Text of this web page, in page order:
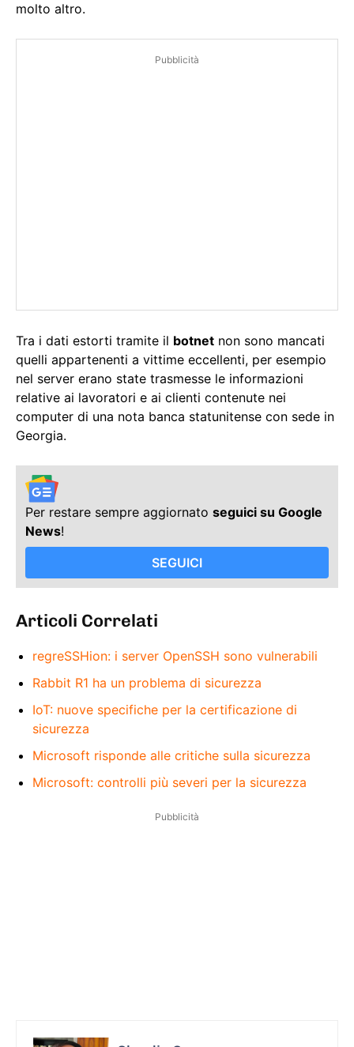
molto altro.
Pubblicità
Tra i dati estorti tramite il botnet non sono mancati
quelli appartenenti a vittime eccellenti, per esempio
nel server erano state trasmesse le informazioni
relative ai lavoratori e ai clienti contenute nei
computer di una nota banca statunitense con sede in
Georgia.
Per restare sempre aggiornato seguici su Google
News!
SEGUICI
Articoli Correlati
regreSSHion: i server OpenSSH sono vulnerabili
Rabbit R1 ha un problema di sicurezza
IoT: nuove specifiche per la certificazione di
sicurezza
Microsoft risponde alle critiche sulla sicurezza
Microsoft: controlli più severi per la sicurezza
Pubblicità